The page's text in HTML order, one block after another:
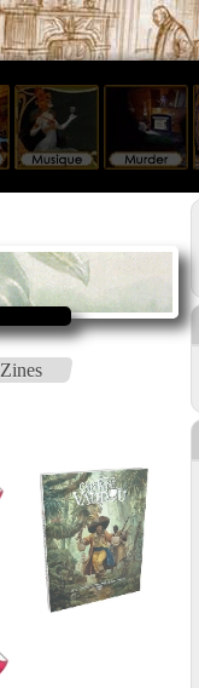
Zines